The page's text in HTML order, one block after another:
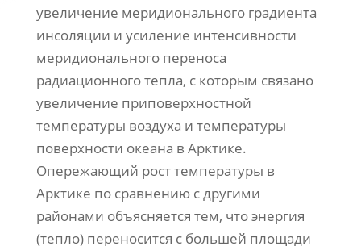
увеличение меридионального градиента
инсоляции и усиление интенсивности
меридионального переноса
радиационного тепла, с которым связано
увеличение приповерхностной
температуры воздуха и температуры
поверхности океана в Арктике.
Опережающий рост температуры в
Арктике по сравнению с другими
районами объясняется тем, что энергия
(тепло) переносится с большей площади